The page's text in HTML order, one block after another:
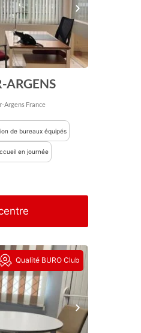
ARGENS
Argens France
de bureaux équipés
en journée
Qualité BURO Club